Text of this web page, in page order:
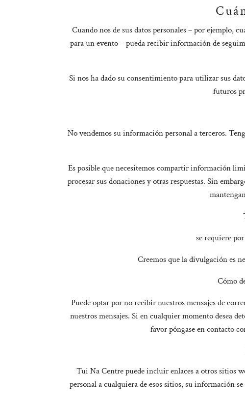
Cuando nos de sus datos personales – por ejemplo,
para un evento – pueda recibir información de
Si nos ha dado su consentimiento para utilizar sus
futuros
No vendemos su información personal a terceros.
Es posible que necesitemos compartir información
procesar sus donaciones y otras respuestas. Sin
se requiere
Creemos que la divulgación es
Cómo
Puede optar por no recibir nuestros mensajes de
nuestros mensajes. Si en cualquier momento desea
favor póngase en contacto
Tui Na Centre puede incluir enlaces a otros sitios
personal a cualquiera de esos sitios, su información